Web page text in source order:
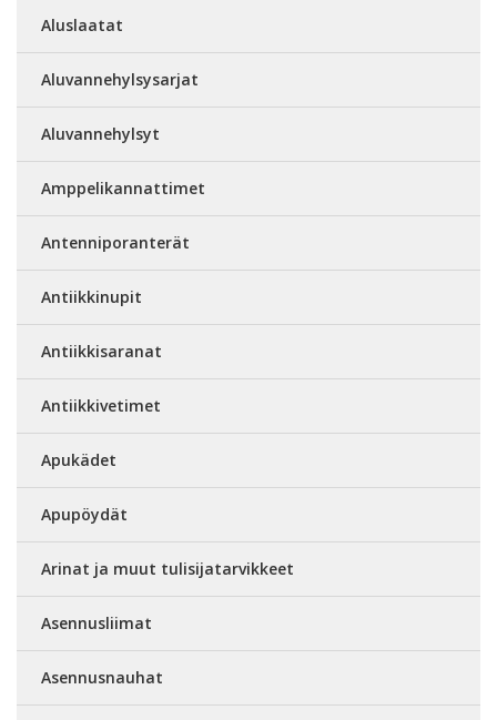
Aluslaatat
Aluvannehylsysarjat
Aluvannehylsyt
Amppelikannattimet
Antenniporanterät
Antiikkinupit
Antiikkisaranat
Antiikkivetimet
Apukädet
Apupöydät
Arinat ja muut tulisijatarvikkeet
Asennusliimat
Asennusnauhat